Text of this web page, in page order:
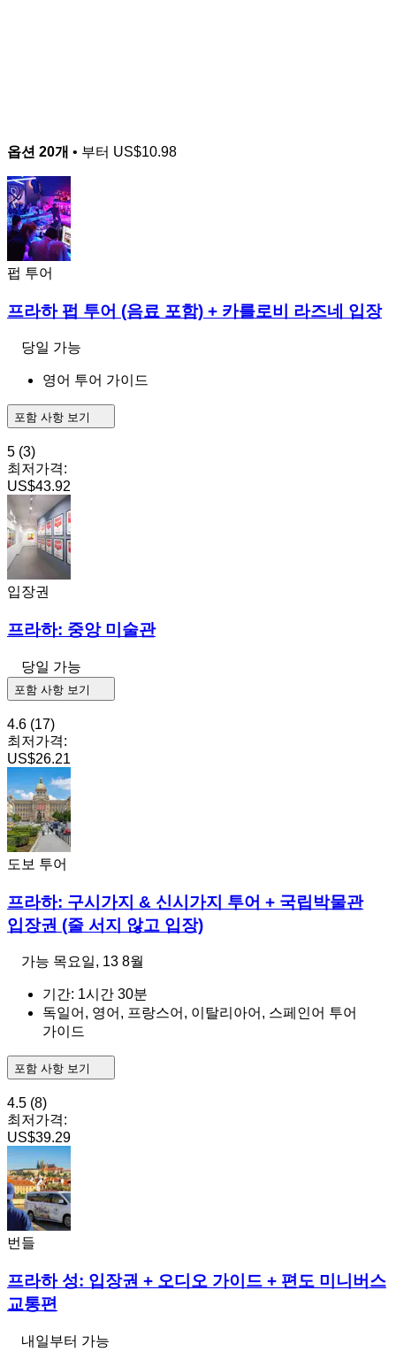
옵션 20개 • 부터 US$10.98
펍 투어
프라하 펍 투어 (음료 포함) + 카를로비 라즈네 입장
당일 가능
영어 투어 가이드
포함 사항 보기
5 (3)
최저가격:
US$43.92
입장권
프라하: 중앙 미술관
당일 가능
포함 사항 보기
4.6 (17)
최저가격:
US$26.21
도보 투어
프라하: 구시가지 & 신시가지 투어 + 국립박물관
입장권 (줄 서지 않고 입장)
가능 목요일, 13 8월
기간: 1시간 30분
독일어, 영어, 프랑스어, 이탈리아어, 스페인어 투어
가이드
포함 사항 보기
4.5 (8)
최저가격:
US$39.29
번들
프라하 성: 입장권 + 오디오 가이드 + 편도 미니버스
교통편
내일부터 가능